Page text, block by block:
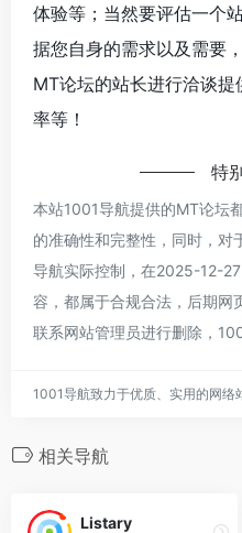
体验等；当然要评估一个
据您自身的需求以及需要
MT论坛的站长进行洽谈提
率等！
特
本站1001导航提供的MT论坛
的准确性和完整性，同时，对
导航实际控制，在2025-12-
容，都属于合规合法，后期网
联系网站管理员进行删除，
1001导航致力于优质、实用的网络
相关导航
Listary‌